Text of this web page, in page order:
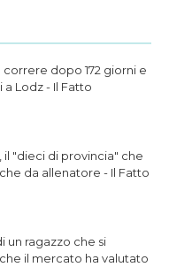
dopo 172 giorni e
Lodz - Il Fatto
il "dieci di provincia" che
da allenatore - Il Fatto
un ragazzo che si
il mercato ha valutato